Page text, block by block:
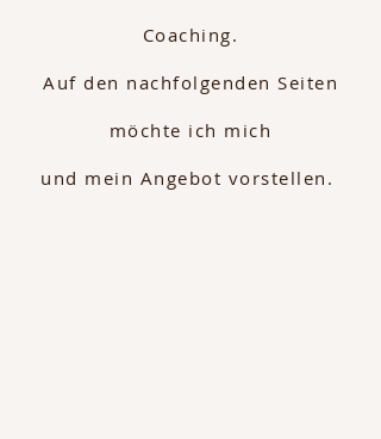
Coaching.
Auf den nachfolgenden Seiten
möchte ich mich
und mein Angebot vorstellen.